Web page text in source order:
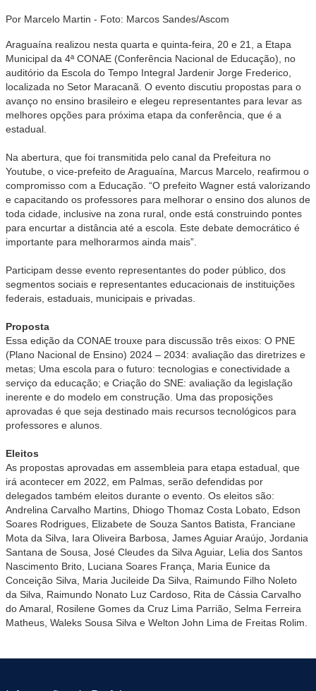
Por Marcelo Martin - Foto: Marcos Sandes/Ascom
Araguaína realizou nesta quarta e quinta-feira, 20 e 21, a Etapa
Municipal da 4ª CONAE (Conferência Nacional de Educação), no
auditório da Escola do Tempo Integral Jardenir Jorge Frederico,
localizada no Setor Maracanã. O evento discutiu propostas para o
avanço no ensino brasileiro e elegeu representantes para levar as
melhores opções para próxima etapa da conferência, que é a
estadual.
Na abertura, que foi transmitida pelo canal da Prefeitura no
Youtube, o vice-prefeito de Araguaína, Marcus Marcelo, reafirmou o
compromisso com a Educação. “O prefeito Wagner está valorizando
e capacitando os professores para melhorar o ensino dos alunos de
toda cidade, inclusive na zona rural, onde está construindo pontes
para encurtar a distância até a escola. Este debate democrático é
importante para melhorarmos ainda mais”.
Participam desse evento representantes do poder público, dos
segmentos sociais e representantes educacionais de instituições
federais, estaduais, municipais e privadas.
Proposta
Essa edição da CONAE trouxe para discussão três eixos: O PNE
(Plano Nacional de Ensino) 2024 – 2034: avaliação das diretrizes e
metas; Uma escola para o futuro: tecnologias e conectividade a
serviço da educação; e Criação do SNE: avaliação da legislação
inerente e do modelo em construção. Uma das proposições
aprovadas é que seja destinado mais recursos tecnológicos para
professores e alunos.
Eleitos
As propostas aprovadas em assembleia para etapa estadual, que
irá acontecer em 2022, em Palmas, serão defendidas por
delegados também eleitos durante o evento. Os eleitos são:
Andrelina Carvalho Martins, Dhiogo Thomaz Costa Lobato, Edson
Soares Rodrigues, Elizabete de Souza Santos Batista, Franciane
Mota da Silva, Iara Oliveira Barbosa, James Aguiar Araújo, Jordania
Santana de Sousa, José Cleudes da Silva Aguiar, Lelia dos Santos
Nascimento Brito, Luciana Soares França, Maria Eunice da
Conceição Silva, Maria Jucileide Da Silva, Raimundo Filho Noleto
da Silva, Raimundo Nonato Luz Cardoso, Rita de Cássia Carvalho
do Amaral, Rosilene Gomes da Cruz Lima Parrião, Selma Ferreira
Matheus, Waleks Sousa Silva e Welton John Lima de Freitas Rolim.